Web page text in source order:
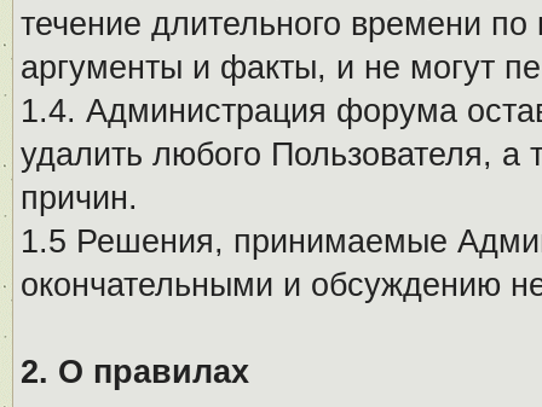
течение длительного времени
аргументы и факты, и не могут
1.4. Администрация форума
удалить любого Пользователя, а
причин.
1.5 Решения, принимаемые
окончательными и обсуждению
2. О правилах